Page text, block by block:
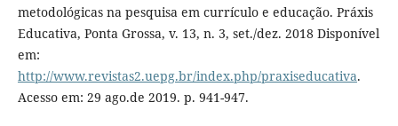
metodológicas na pesquisa em currículo e educação. Práxis
Educativa, Ponta Grossa, v. 13, n. 3, set./dez. 2018 Disponível
em:
http://www.revistas2.uepg.br/index.php/praxiseducativa.
Acesso em: 29 ago.de 2019. p. 941-947.